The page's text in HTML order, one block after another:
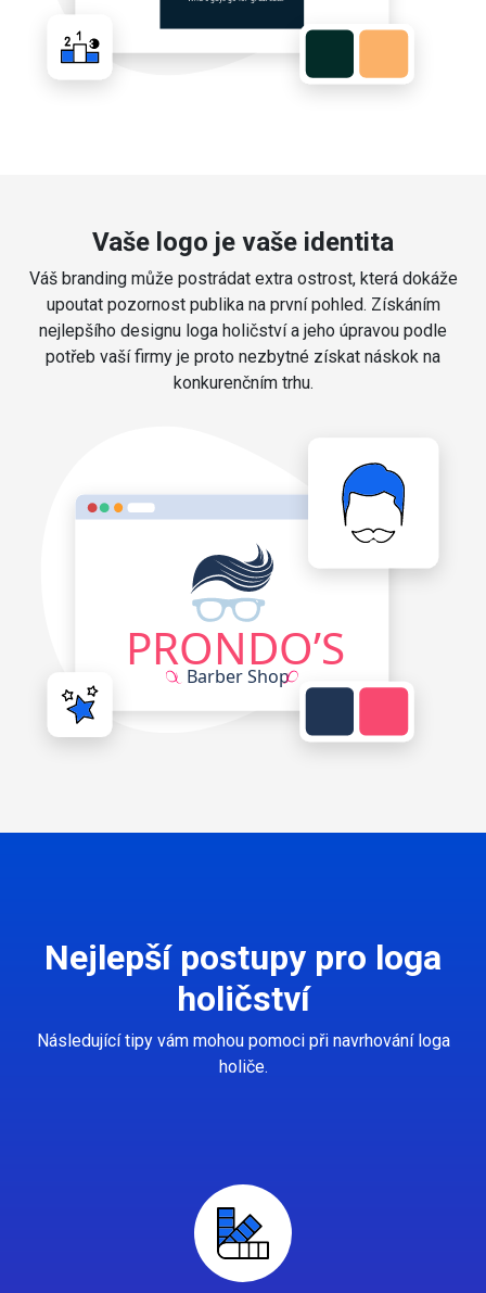
Vaše logo je vaše identita
Váš branding může postrádat extra ostrost, která dokáže
upoutat pozornost publika na první pohled. Získáním
nejlepšího designu loga holičství a jeho úpravou podle
potřeb vaší firmy je proto nezbytné získat náskok na
konkurenčním trhu.
Nejlepší postupy pro loga
holičství
Následující tipy vám mohou pomoci při navrhování loga
holiče.